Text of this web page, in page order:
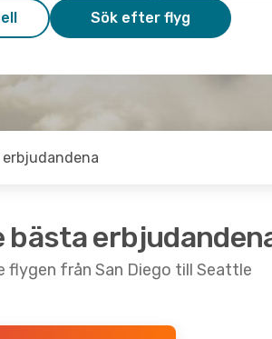
Sök efter flyg
erbjudandena
bästa
flygen från San Diego till Seattle